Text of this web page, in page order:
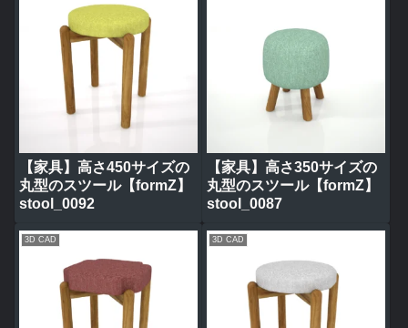
【家具】高さ450サイズの
丸型のスツール【formZ】
stool_0092
【家具】高さ350サイズの
丸型のスツール【formZ】
stool_0087
3D CAD 3D CAD